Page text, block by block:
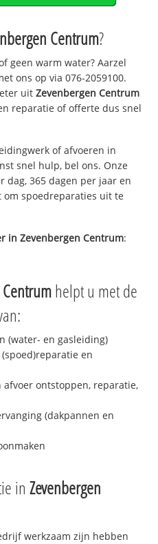
Centrum?
geen warm water? Aarzel
ons op via 076-2059100.
uitZevenbergen Centrum
reparatie of offerte dus snel
of afvoeren in
snel hulp, bel ons. Onze
dag, 365 dagen per jaar en
spoedreparaties uit te
inZevenbergen Centrum:
helpt u met de
(water- en gasleiding)
en
ontstoppen, reparatie,
(dakpannen en
inZevenbergen
werkzaam zijn hebben